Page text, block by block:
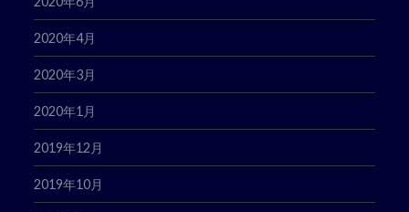
2020年4月
2020年3月
2020年1月
2019年12月
2019年10月